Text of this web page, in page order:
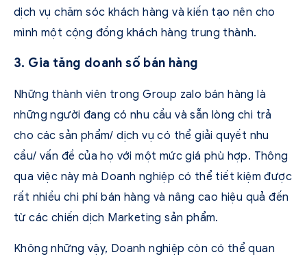
dịch vụ chăm sóc khách hàng và kiến tạo nên cho
mình một cộng đồng khách hàng trung thành.
3. Gia tăng doanh số bán hàng
Những thành viên trongGroup zalo bán hànglà
những người đang có nhu cầu và sẵn lòng chi trả
cho các sản phẩm/ dịch vụ có thể giải quyết nhu
cầu/ vấn đề của họ với một mức giá phù hợp. Thông
qua việc này mà Doanh nghiệp có thể tiết kiệm được
rất nhiều chi phí bán hàng và nâng cao hiệu quả đến
từ các chiến dịch Marketing sản phẩm.
Không những vậy, Doanh nghiệp còn có thể quan